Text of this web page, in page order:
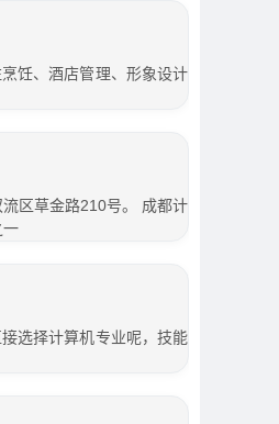
饪、酒店管理、形象设计
区草金路210号。 成都计
一
选择计算机专业呢，技能